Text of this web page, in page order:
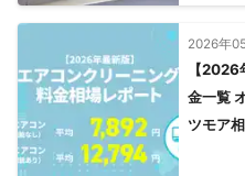
2026年
【
金一覧
ツモア